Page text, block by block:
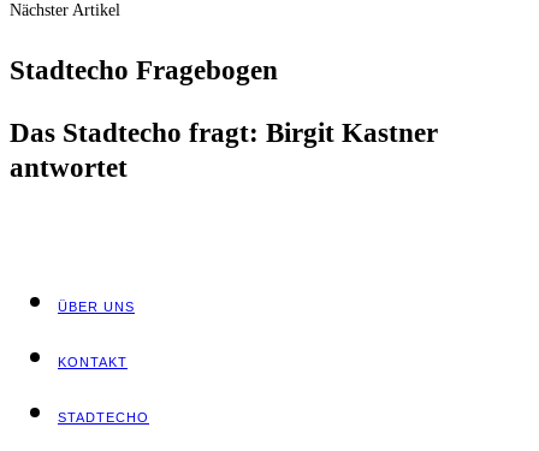
Nächster Artikel
Stadt­echo Fragebogen
Das Stadt­echo fragt: Bir­git Kast­ner
antwortet
ÜBER UNS
KON­TAKT
STADT­ECHO